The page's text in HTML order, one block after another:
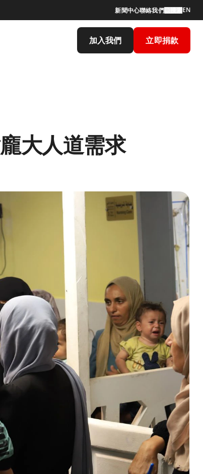
新聞中心聯絡我們 EN
加入我們 立即捐款
大人道需求